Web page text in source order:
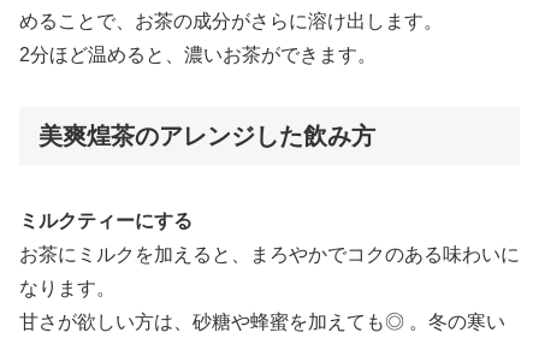
めることで、お茶の成分がさらに溶け出します。
2分ほど温めると、濃いお茶ができます。
美爽煌茶のアレンジした飲み方
ミルクティーにする
お茶にミルクを加えると、まろやかでコクのある味わいに
なります。
甘さが欲しい方は、砂糖や蜂蜜を加えても◎ 。冬の寒い